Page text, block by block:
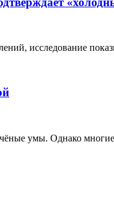
исследование
умы. Однако